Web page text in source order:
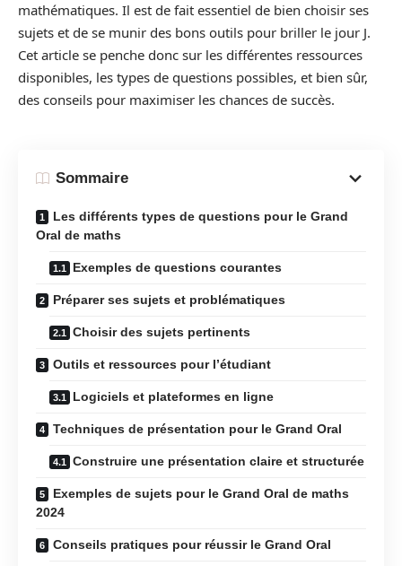
mathématiques. Il est de fait essentiel de bien choisir ses
sujets et de se munir des bons outils pour briller le jour J.
Cet article se penche donc sur les différentes ressources
disponibles, les types de questions possibles, et bien sûr,
des conseils pour maximiser les chances de succès.
Sommaire
Les différents types de questions pour le Grand
Oral de maths
Exemples de questions courantes
Préparer ses sujets et problématiques
Choisir des sujets pertinents
Outils et ressources pour l’étudiant
Logiciels et plateformes en ligne
Techniques de présentation pour le Grand Oral
Construire une présentation claire et structurée
Exemples de sujets pour le Grand Oral de maths
2024
Conseils pratiques pour réussir le Grand Oral